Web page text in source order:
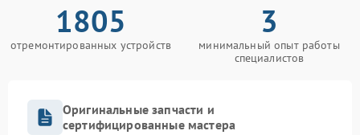
1805
отремонтированных устройств
3
минимальный опыт работы
специалистов
Оригинальные запчасти и
сертифицированные мастера